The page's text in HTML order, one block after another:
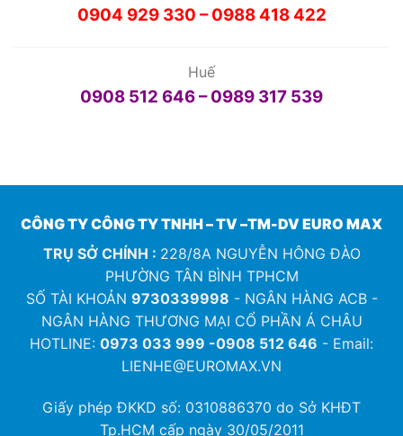
0904 929 330 – 0988 418 422
Huế
0908 512 646 – 0989 317 539
CÔNG TY CÔNG TY TNHH – TV –TM-DV EURO MAX
TRỤ SỞ CHÍNH : 228/8A NGUYỄN HÔNG ĐÀO
PHƯỜNG TÂN BÌNH TPHCM
SỐ TÀI KHOẢN 9730339998 - NGÂN HÀNG ACB -
NGÂN HÀNG THƯƠNG MẠI CỔ PHẦN Á CHÂU
HOTLINE: 0973 033 999 -0908 512 646 - Email:
LIENHE@EUROMAX.VN
Giấy phép ĐKKD số: 0310886370 do Sở KHĐT
Tp.HCM cấp ngày 30/05/2011